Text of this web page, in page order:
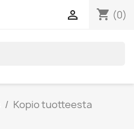
shopping_cart (0)

Kopio tuotteesta